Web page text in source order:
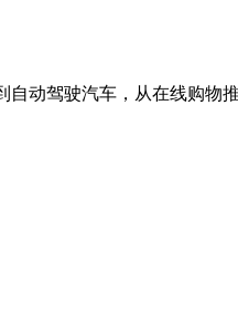
动驾驶汽车，从在线购物